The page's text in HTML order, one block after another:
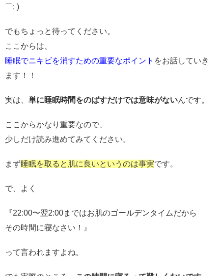
⌒; )
でもちょっと待ってください。
ここからは、
睡眠でニキビを消すための重要なポイント をお話していき
ます！！
実は、 単に睡眠時間をのばすだけでは意味がないんです。
ここからかなり重要なので、
少しだけ読み進めてみてください。
まず睡眠を取ると肌に良いというのは事実です。
で、よく
『22:00〜翌2:00まではお肌のゴールデンタイムだから
その時間に寝なさい！』
って言われますよね。